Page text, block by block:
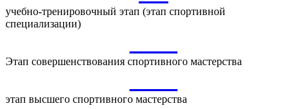
учебно-тренировочный этап (этап спортивной
специализации)
Этап совершенствования спортивного мастерства
этап высшего спортивного мастерства